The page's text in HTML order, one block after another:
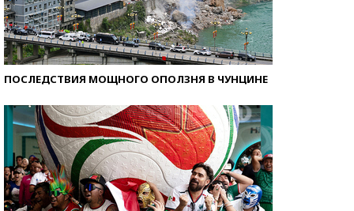
ПОСЛЕДСТВИЯ МОЩНОГО ОПОЛЗНЯ В ЧУНЦИНЕ